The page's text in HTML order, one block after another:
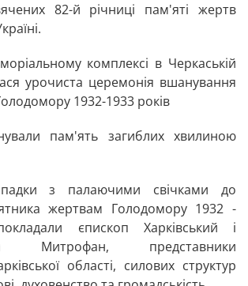
82-й річниці пам'яті жертв
комплексі в Черкаській
урочиста церемонія вшанування
1932-1933 років
пам'ять загиблих хвилиною
з палаючими свічками до
жертвам Голодомору 1932 -
єпископ Харківський і
Митрофан, представники
області, силових структур